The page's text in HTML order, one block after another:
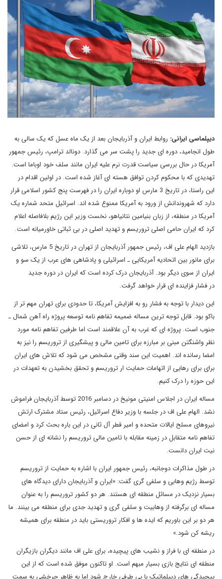
دیپلماسی ایرانی: روابط ایران و آذربایجان بعد از یک ماه عسل که یک سالی به
طول انجامید، دوره ای جدید را پشت سر می گذارد. دونالد ترامپ، رئیس جمهور
آمریکا در حال بررسی سیاست قدرت نرم علیه ایران مانند سلف خود اوباما است.
تهدیدی که با محکوم کردن توافق هسته ای آغاز شده است. در اولین اقدام در
این راستا، در تاریخ 3 مارس او دوباره ایران را در فهرست پنج کشور اسلامی قرار
دارد که شهروندانش از ورود به آمریکا ممنوع شده اند. اسرائیل متحد شماره یک
آمریکا در منطقه، از زبان بنیامین نتانیاهو، نخست وزیر این رژیم بلافاصله اعلام
کرد که ایران حامی اصلی تروریسم و تهدید اصلی در بی ثباتی خاورمیانه است.
بازدید الهام علی اف، رئیس جمهور آذربایجان از تهران در تاریخ 5 مارس، تلاشی
برای مانور بین اتحادیه آمریکایی ـ اسرائیلی و پادشاهی های عرب از یک سو و
ایران از سوی دیگر بود. آذربایجان درک کرده است که ایران در دوره جدید
در فشار فزاینده ای قرار خواهد گرفت.
این دیدار با توجه به فشار رو به افزایش آمریکا، تا حدودی برای تهران مهم تر از
باکو بود. قابل توجه ترین مساله ضمیمه تفاهم نامه توسعه پروژه راه آهن شمال ـ
جنوب است. پروژه ای که غرب به آن علاقمند است اما طرفین تفاهم نامه مورد
نظر واشنگتن مبنی بر مبارزه برای تامین مالی و پیشگیری از تروریسم را نیز به
امضا رسانده اند. اهمیت این سند وقتی مشخص می شود که تلاش های ایران
برای برای رهایی از اتهامات حمایت ار تروریسم و تحقق بخشیدن به تعهدات در
این حوزه را درک کنیم.
مساله ایران در اجلاس امنیتی مونیخ در دسامبر 2016 توسط آذربایجان فراموش
نشد. الهام علی اف در جلسه با وزیر دفاع اسرائیل، رئیس ستاد مشترک ارتش
نیروهای مسلح ایالات متحده و امیر قطر آل ثانی در این باره بحث کرد و امضای
تفاهم نامه متقابل در زمینه مقابله با تامین مالی تروریسم را نشانه ای از حسن
نیت ایران دانست.
در طول مذاکرات دوجانبه، رئیس جمهور ایران با اشاره به حمایت از تروریسم
توسط رژیم وهابی و سلفی گری گفت: «ایران و آذربایجان دارای دیدگاه های
بسیار نزدیک در مسائل منطقه ای هستند. هر دو کشور تروریسم را به عنوان
مساله ای برگرفته از وهابیت و سلفی گری و تهدید جدی برای منطقه می بینند. ما
هر دو بر این باوریم که ایده ها و افکار تروریستی باید در منطقه برای همیشه
ریشه کن شود.»
در منطقه ای با فراز و نشیب های پیچیده، برای علی اف مانند دیگران بازیگران
منطقه ای نتایج بازی بسیار مبهم است. او تاکنون موفق شده است که از این
پیچیدگی های دیپلماتیک با بی طرفی خارج شود اما به ظاهر چرخشی به سمت